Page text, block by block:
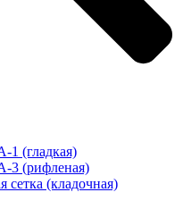
1 (гладкая)
3 (рифленая)
сетка (кладочная)